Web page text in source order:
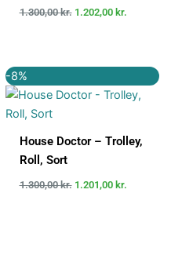
1.300,00kr. 1.202,00 kr.
-8%
House Doctor – Trolley,
Roll, Sort
1.300,00kr.
oprindelige
pris
1.201,00 kr.
aktuelle
pris